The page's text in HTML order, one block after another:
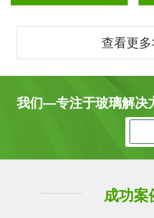
查看更多
我们—专注于玻璃解决
成功案